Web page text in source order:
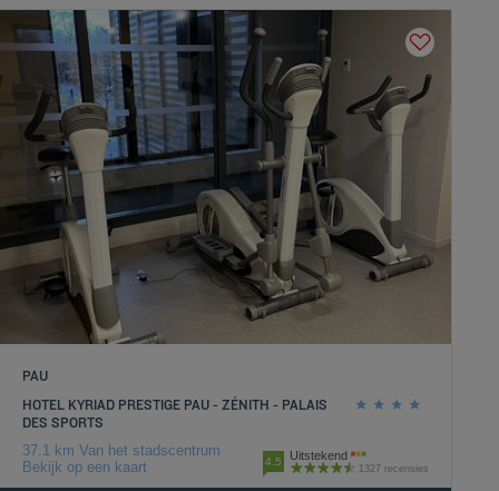
PAU
HOTEL KYRIAD PRESTIGE PAU - ZÉNITH - PALAIS
DES SPORTS
37.1 km Van het stadscentrum
Bekijk op een kaart
4.5 Uitstekend
1327 recensies